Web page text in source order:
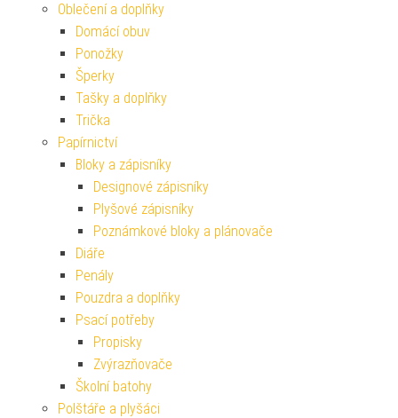
Oblečení a doplňky
Domácí obuv
Ponožky
Šperky
Tašky a doplňky
Trička
Papírnictví
Bloky a zápisníky
Designové zápisníky
Plyšové zápisníky
Poznámkové bloky a plánovače
Diáře
Penály
Pouzdra a doplňky
Psací potřeby
Propisky
Zvýrazňovače
Školní batohy
Polštáře a plyšáci